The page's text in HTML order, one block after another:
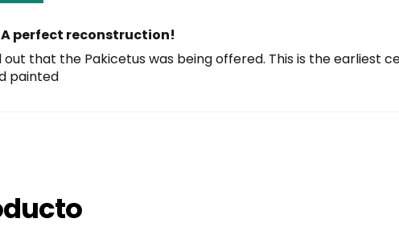
perfect reconstruction!
that the Pakicetus was being offered. This is the earliest
painted